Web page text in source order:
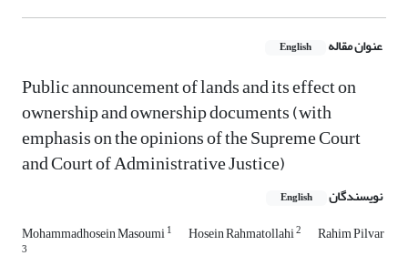
عنوان مقاله English
Public announcement of lands and its effect on
ownership and ownership documents (with
emphasis on the opinions of the Supreme Court
and Court of Administrative Justice)
نویسندگان English
Mohammadhosein Masoumi1 Hosein Rahmatollahi2 Rahim Pilvar
3